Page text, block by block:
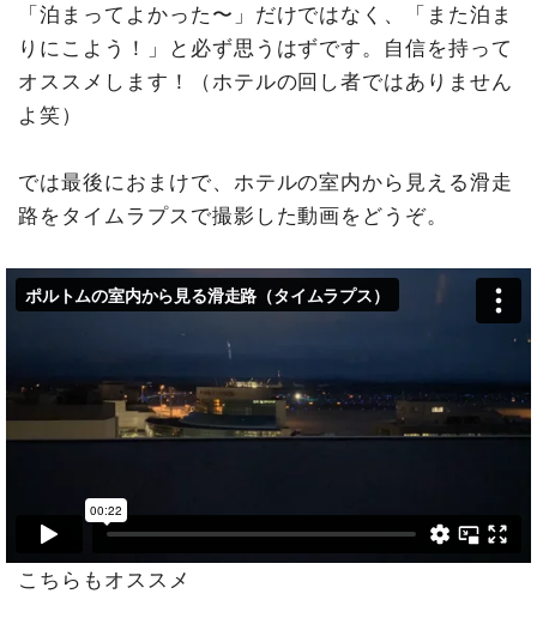
「泊まってよかった〜」だけではなく、「また泊ま
りにこよう！」と必ず思うはずです。自信を持って
オススメします！（ホテルの回し者ではありません
よ笑）
では最後におまけで、ホテルの室内から見える滑走
路をタイムラプスで撮影した動画をどうぞ。
こちらもオススメ